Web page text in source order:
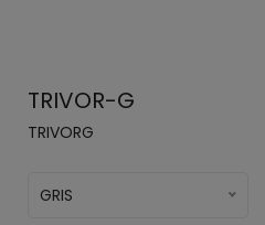
TRIVOR-G
TRIVORG
GRIS